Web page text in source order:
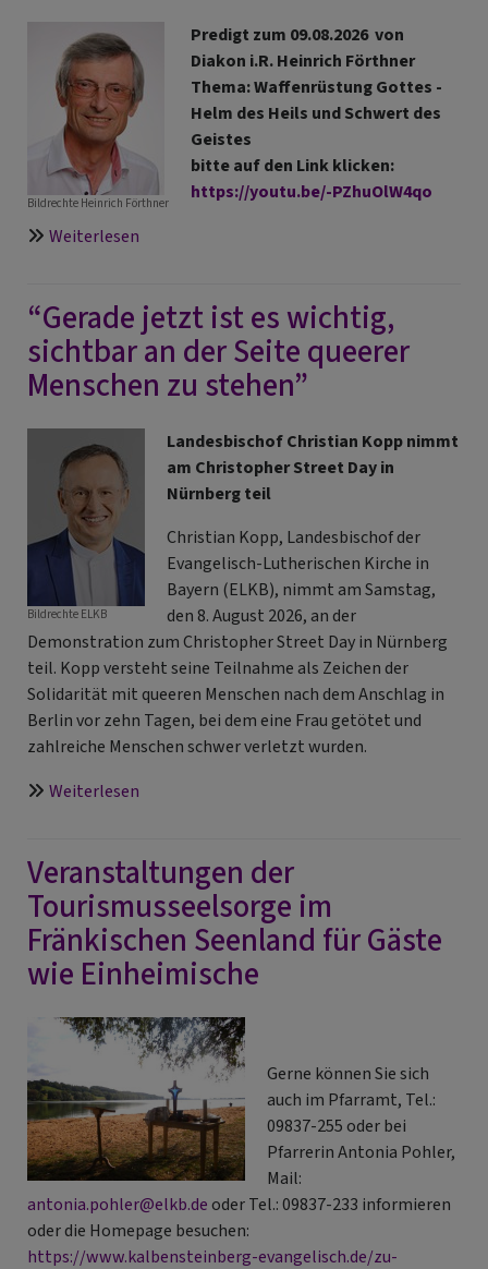
Bildrechte Heinrich Förthner
Predigt zum 09.08.2026 von
Diakon i.R. Heinrich Förthner
Thema: Waffenrüstung Gottes -
Helm des Heils und Schwert des
Geistes
bitte auf den Link klicken:
https://youtu.be/-PZhuOlW4qo
Weiterlesen
09.08.2026
von
Diakon
i.R.
Förthner
Thema:
Waffenrüstung
-
Helm
des
Heils
und
Schwert
des
Geistes
“Gerade jetzt ist es wichtig,
sichtbar an der Seite queerer
Menschen zu stehen”
Bildrechte ELKB
Landesbischof Christian Kopp nimmt
am Christopher Street Day in
Nürnberg teil
Christian Kopp, Landesbischof der
Evangelisch-Lutherischen Kirche in
Bayern (ELKB), nimmt am Samstag,
den 8. August 2026, an der
Demonstration zum Christopher Street Day in Nürnberg
teil. Kopp versteht seine Teilnahme als Zeichen der
Solidarität mit queeren Menschen nach dem Anschlag in
Berlin vor zehn Tagen, bei dem eine Frau getötet und
zahlreiche Menschen schwer verletzt wurden.
Weiterlesen
ist
wichtig,
sichtbar
an
Seite
queerer
Menschen
zu
stehen”
Veranstaltungen der
Tourismusseelsorge im
Fränkischen Seenland für Gäste
wie Einheimische
Gerne können Sie sich
auch im Pfarramt, Tel.:
09837-255 oder bei
Pfarrerin Antonia Pohler,
Mail:
antonia.pohler@elkb.de oder Tel.: 09837-233 informieren
oder die Homepage besuchen:
https://www.kalbensteinberg-evangelisch.de/zu-